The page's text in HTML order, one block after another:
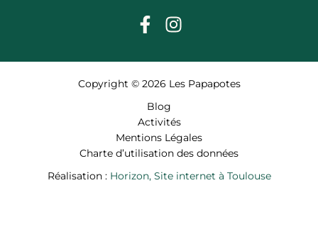
Copyright © 2026 Les Papapotes
Blog
Activités
Mentions Légales
Charte d’utilisation des données
Réalisation : Horizon, Site internet à Toulouse